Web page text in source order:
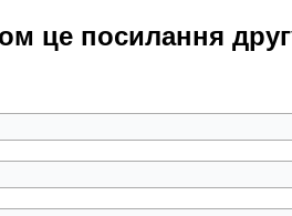
це посилання